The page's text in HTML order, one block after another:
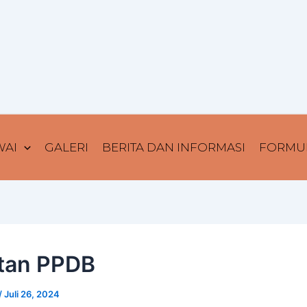
GALERI BERITA DAN INFORMASI
PPDB
/Juli 26, 2024